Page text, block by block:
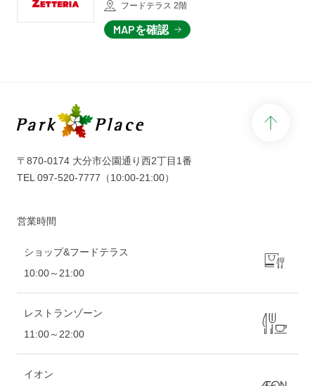
フードテラス 2階
MAPを確認
〒870-0174 大分市公園通り西2丁目1番
TEL 097-520-7777 （10:00-21:00）
営業時間
ショップ&フードテラス
10:00～21:00
レストランゾーン
11:00～22:00
イオン